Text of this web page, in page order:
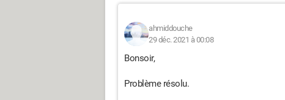
ahmiddouche
29 déc. 2021 à 00:08
Bonsoir,
Problème résolu.